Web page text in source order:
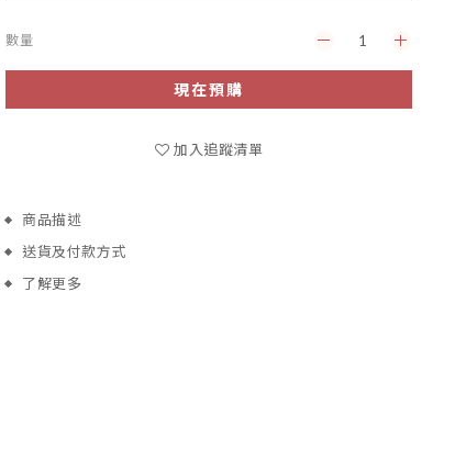
數量
現在預購
加入追蹤清單
商品描述
送貨及付款方式
了解更多